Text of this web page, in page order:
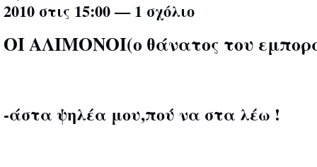
2010 στις 15:00 —1 σχόλιο
ΟΙ ΑΛΙΜΟΝΟΙ(ο θάνατος του
-άστα ψηλέα μου,πού να στα λέω !